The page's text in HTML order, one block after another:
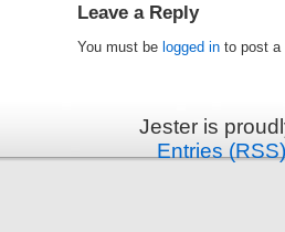
Leave a Reply
You must be logged in to post a
Jester is
Entries (RSS)